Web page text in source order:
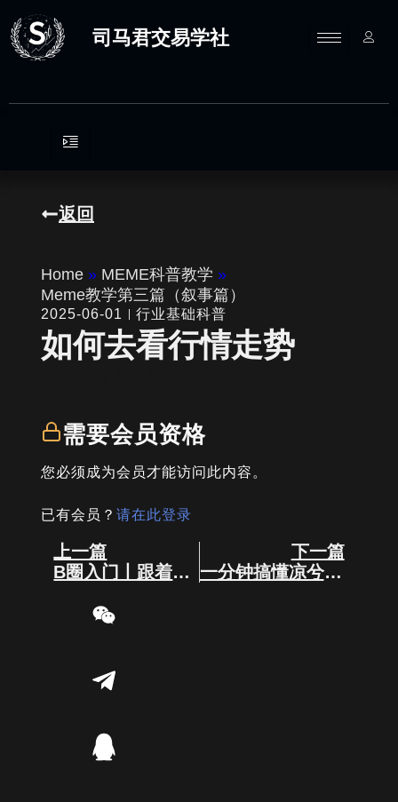
至
内
司马君交易学社
返回
Home » MEME科普教学 »
Meme教学第三篇（叙事篇）
2025-06-01 行业基础科普
如何去看行情走势
需要会员资格
您必须成为会员才能访问此内容。
已有会员？ 请在此登录
Prev
上一篇
B圈入门丨跟着交易员轻松看懂K线
下一篇
一分钟搞懂凉兮炒币原理